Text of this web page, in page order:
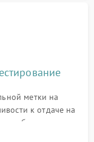
метки на
к отдаче на
изображения в
работы всех